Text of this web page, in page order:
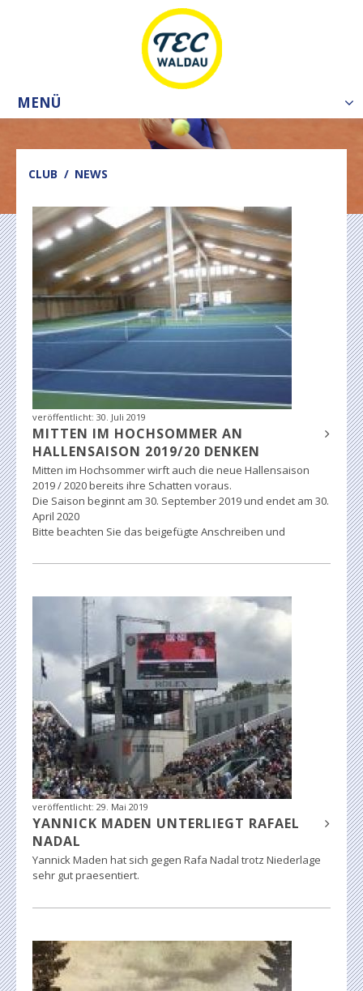
MENÜ
CLUB NEWS
veröffentlicht: 30. Juli 2019
MITTEN IM HOCHSOMMER AN
HALLENSAISON 2019/20 DENKEN
Mitten im Hochsommer wirft auch die neue Hallensaison
2019 / 2020 bereits ihre Schatten voraus.
Die Saison beginnt am 30. September 2019 und endet am 30.
April 2020
Bitte beachten Sie das beigefügte Anschreiben und
veröffentlicht: 29. Mai 2019
YANNICK MADEN UNTERLIEGT RAFAEL
NADAL
Yannick Maden hat sich gegen Rafa Nadal trotz Niederlage
sehr gut praesentiert.